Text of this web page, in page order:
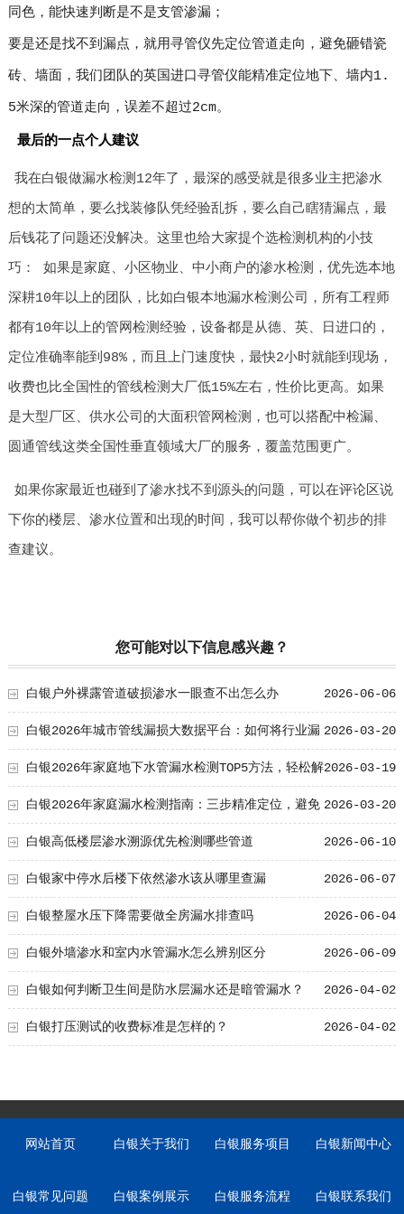
同色，能快速判断是不是支管渗漏；
要是还是找不到漏点，就用寻管仪先定位管道走向，避免砸错瓷
砖、墙面，我们团队的英国进口寻管仪能精准定位地下、墙内1.
5米深的管道走向，误差不超过2cm。
最后的一点个人建议
我在白银做漏水检测12年了，最深的感受就是很多业主把渗水
想的太简单，要么找装修队凭经验乱拆，要么自己瞎猜漏点，最
后钱花了问题还没解决。这里也给大家提个选检测机构的小技
巧： 如果是家庭、小区物业、中小商户的渗水检测，优先选本地
深耕10年以上的团队，比如白银本地漏水检测公司，所有工程师
都有10年以上的管网检测经验，设备都是从德、英、日进口的，
定位准确率能到98%，而且上门速度快，最快2小时就能到现场，
收费也比全国性的管线检测大厂低15%左右，性价比更高。如果
是大型厂区、供水公司的大面积管网检测，也可以搭配中检漏、
圆通管线这类全国性垂直领域大厂的服务，覆盖范围更广。
如果你家最近也碰到了渗水找不到源头的问题，可以在评论区说
下你的楼层、渗水位置和出现的时间，我可以帮你做个初步的排
查建议。
您可能对以下信息感兴趣？
2026-06-06
白银户外裸露管道破损渗水一眼查不出怎么办
2026-03-20
白银2026年城市管线漏损大数据平台：如何将行业漏
损率降低至TOP 5%？ 2026-03-19
白银2026年家庭地下水管漏水检测TOP5方法，轻松解
决您的烦恼！ 2026-03-20
白银2026年家庭漏水检测指南：三步精准定位，避免
90%的隐形浪费 2026-06-10
白银高低楼层渗水溯源优先检测哪些管道
2026-06-07
白银家中停水后楼下依然渗水该从哪里查漏
2026-06-04
白银整屋水压下降需要做全房漏水排查吗
2026-06-09
白银外墙渗水和室内水管漏水怎么辨别区分
2026-04-02
白银如何判断卫生间是防水层漏水还是暗管漏水？
2026-04-02
白银打压测试的收费标准是怎样的？
网站首页 白银关于我们 白银服务项目 白银新闻中心
白银常见问题 白银案例展示 白银服务流程 白银联系我们